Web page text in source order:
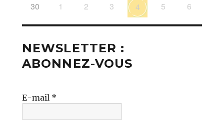
30 1 2 3 4 5 6
NEWSLETTER :
ABONNEZ-VOUS
E-mail *